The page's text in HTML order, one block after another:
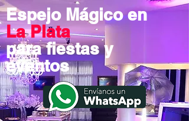
Espejo Mágico en
La Plata
para fiestas y
eventos